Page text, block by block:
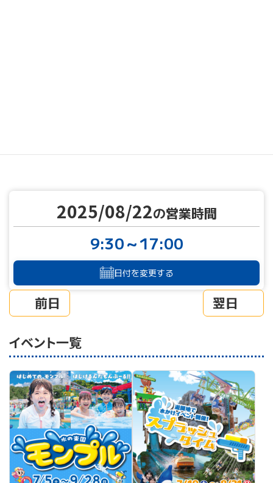
前日
2025/08/22の営業時間
9:30～17:00
日付を変更する
翌日
イベント一覧